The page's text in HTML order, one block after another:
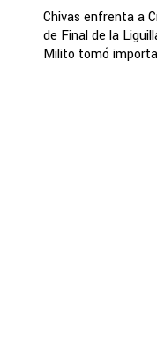
Chivas enfrenta a
de Final de la
Milito tomó